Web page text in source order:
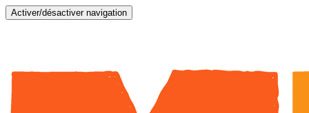
Activer/désactiver navigation